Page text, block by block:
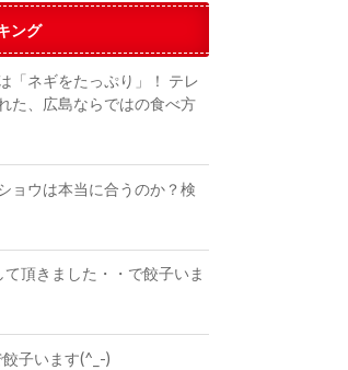
ング
「ネギをたっぷり」！ テレ
た、広島ならではの食べ方
ョウは本当に合うのか？検
頂きました・・で餃子いま
子います(^_-)